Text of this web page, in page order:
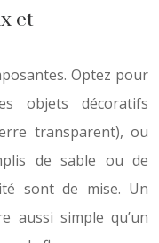
et
Optez pour
objets décoratifs
transparent), ou
de sable ou de
sont de mise. Un
aussi simple qu’un